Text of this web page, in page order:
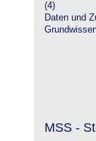
(4)
Daten und
MSS -